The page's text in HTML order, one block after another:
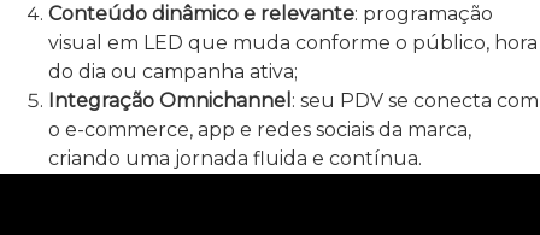
Conteúdo dinâmico e relevante: programação
visual em LED que muda conforme o público, hora
do dia ou campanha ativa;
Integração Omnichannel : seu PDV se conecta com
o e-commerce, app e redes sociais da marca,
criando uma jornada fluida e contínua.